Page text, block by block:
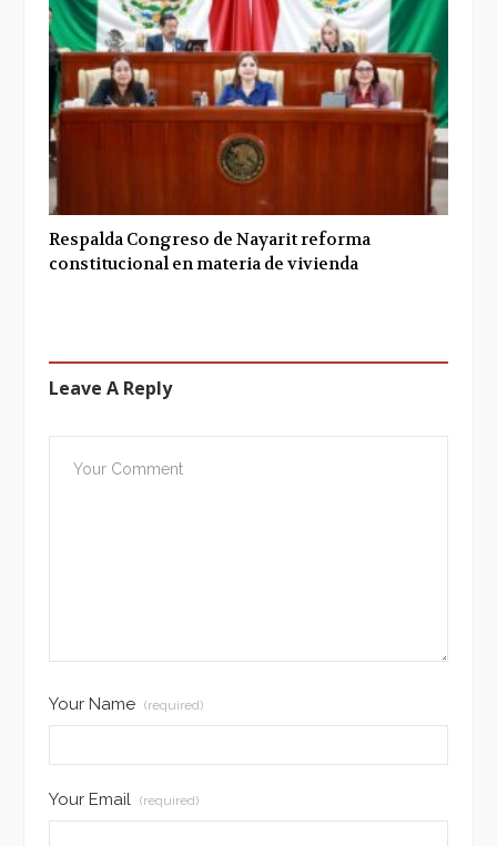
Respalda Congreso de Nayarit reforma
constitucional en materia de vivienda
Leave A Reply
Your Name (required)
Your Email (required)